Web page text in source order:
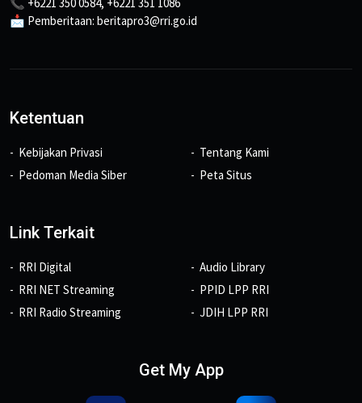
📩 Pemberitaan: beritapro3@rri.go.id
Ketentuan
Kebijakan Privasi
Pedoman Media Siber
Tentang Kami
Peta Situs
Link Terkait
RRI Digital
RRI NET Streaming
RRI Radio Streaming
Audio Library
PPID LPP RRI
JDIH LPP RRI
Get My App